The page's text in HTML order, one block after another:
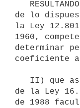
de lo
la Ley
1960,
determinar
coeficiente
de la Ley
de 1988